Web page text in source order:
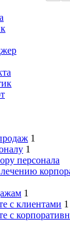
1
1
персонала
1
с клиентами 1
с